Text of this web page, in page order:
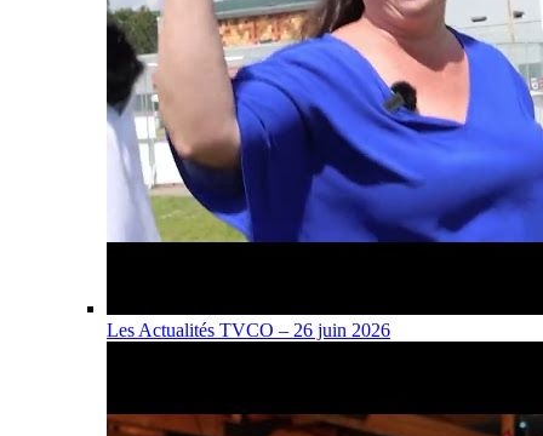
Les Actualités TVCO – 26 juin 2026